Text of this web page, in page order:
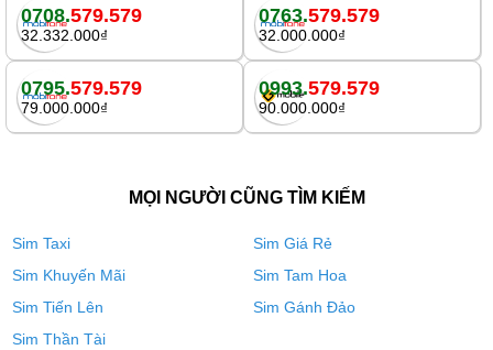
0708.579.579
32.332.000₫
0763.579.579
32.000.000₫
0795.579.579
79.000.000₫
0993.579.579
90.000.000₫
MỌI NGƯỜI CŨNG TÌM KIẾM
Sim Taxi
Sim Giá Rẻ
Sim Khuyến Mãi
Sim Tam Hoa
Sim Tiến Lên
Sim Gánh Đảo
Sim Thần Tài